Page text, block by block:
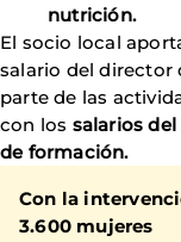
nutrición.
El socio local
salario del director
parte de las
con los salarios
de formación.
Con la
3.600 mujeres